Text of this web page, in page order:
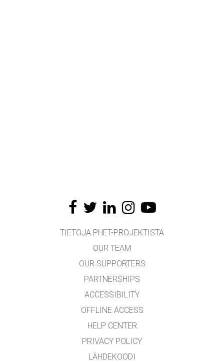
TIETOJA PHET-PROJEKTISTA
OUR TEAM
OUR SUPPORTERS
PARTNERSHIPS
ACCESSIBILITY
OFFLINE ACCESS
HELP CENTER
PRIVACY POLICY
LÄHDEKOODI